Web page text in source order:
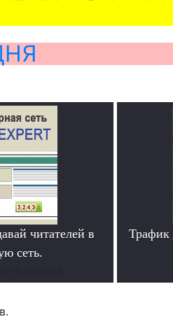
читателей в
сеть.
Трафик